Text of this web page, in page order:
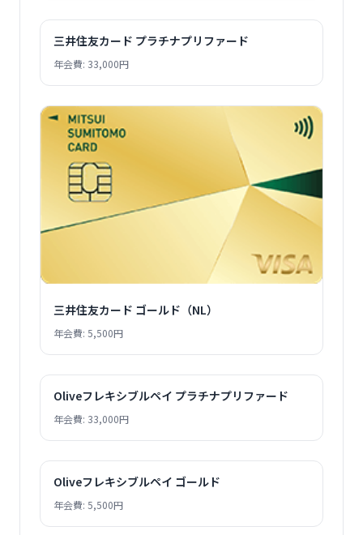
三井住友カード プラチナプリファード
年会費: 33,000円
三井住友カード ゴールド（NL）
年会費: 5,500円
Oliveフレキシブルペイ プラチナプリファード
年会費: 33,000円
Oliveフレキシブルペイ ゴールド
年会費: 5,500円